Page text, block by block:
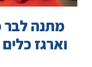
מתנה לבר
וארגז